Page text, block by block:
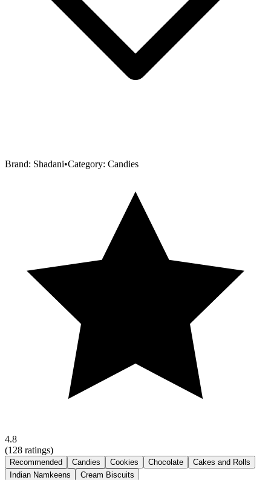
Brand: Shadani•Category: Candies
4.8
(128 ratings)
Recommended Candies Cookies Chocolate
Cakes and Rolls
Indian Namkeens
Cream Biscuits